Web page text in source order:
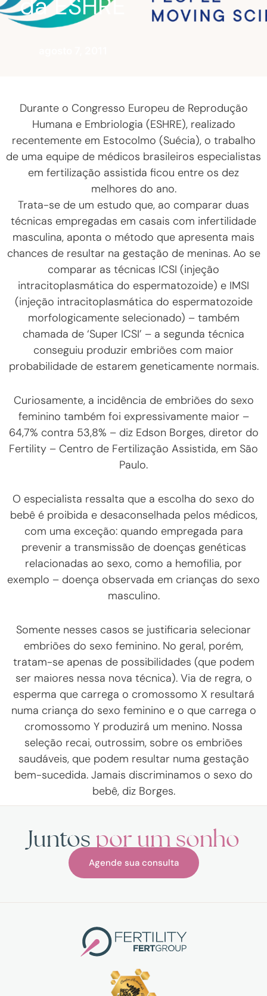
Durante o Congresso Europeu de Reprodução
Humana e Embriologia (ESHRE), realizado
recentemente em Estocolmo (Suécia), o trabalho
de uma equipe de médicos brasileiros especialistas
em fertilização assistida ficou entre os dez
melhores do ano.
Trata-se de um estudo que, ao comparar duas
técnicas empregadas em casais com infertilidade
masculina, aponta o método que apresenta mais
chances de resultar na gestação de meninas. Ao se
comparar as técnicas ICSI (injeção
intracitoplasmática do espermatozoide) e IMSI
(injeção intracitoplasmática do espermatozoide
morfologicamente selecionado) – também
chamada de ‘Super ICSI’ – a segunda técnica
conseguiu produzir embriões com maior
probabilidade de estarem geneticamente normais.
Curiosamente, a incidência de embriões do sexo
feminino também foi expressivamente maior –
64,7% contra 53,8% – diz Edson Borges, diretor do
Fertility – Centro de Fertilização Assistida, em São
Paulo.
O especialista ressalta que a escolha do sexo do
bebê é proibida e desaconselhada pelos médicos,
com uma exceção: quando empregada para
prevenir a transmissão de doenças genéticas
relacionadas ao sexo, como a hemofilia, por
exemplo – doença observada em crianças do sexo
masculino.
Somente nesses casos se justificaria selecionar
embriões do sexo feminino. No geral, porém,
tratam-se apenas de possibilidades (que podem
ser maiores nessa nova técnica). Via de regra, o
esperma que carrega o cromossomo X resultará
numa criança do sexo feminino e o que carrega o
cromossomo Y produzirá um menino. Nossa
seleção recai, outrossim, sobre os embriões
saudáveis, que podem resultar numa gestação
bem-sucedida. Jamais discriminamos o sexo do
bebê, diz Borges.
Juntos por um sonho
Agende sua consulta